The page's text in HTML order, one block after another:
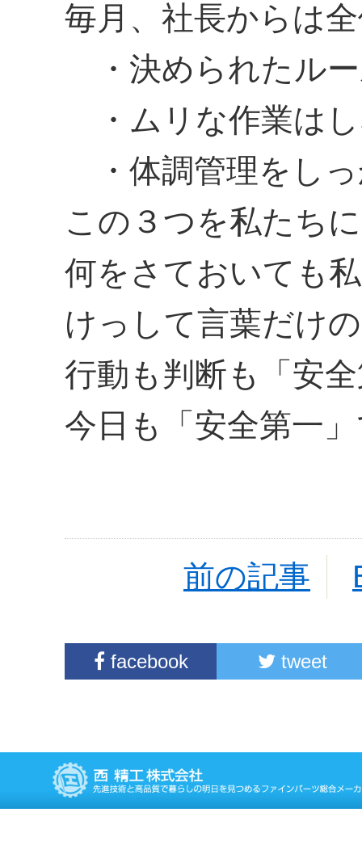
毎月、社長からは
・決められたル
・ムリな作業は
・体調管理をし
この３つを私たち
何をさておいても
けっして言葉だけ
行動も判断も「安
今日も「安全第一
前の記事
facebook tweet